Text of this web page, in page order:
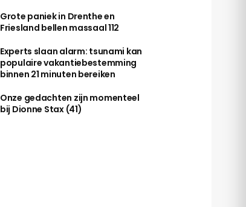
Grote paniek in Drenthe en
Friesland bellen massaal 112
Experts slaan alarm: tsunami kan
populaire vakantiebestemming
binnen 21 minuten bereiken
Onze gedachten zijn momenteel
bij Dionne Stax (41)